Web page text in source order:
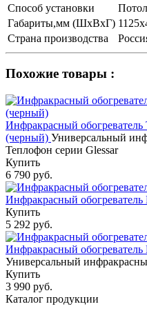
Способ установки
Габариты,мм (ШхВхГ)
Страна производства
Похожие товары :
Инфракрасный
(черный) Универсальный
Теплофон серии Glessar
Купить
6 790 руб.
Инфракрасный
Купить
5 292 руб.
Инфракрасный
Универсальный
Купить
3 990 руб.
Каталог продукции